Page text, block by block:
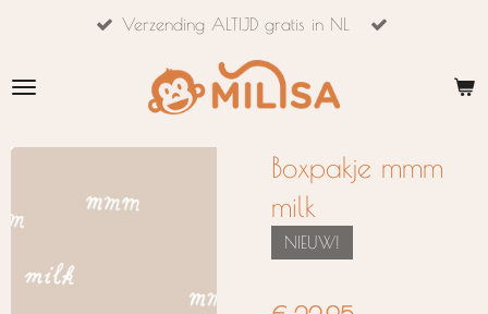
naar
hoofdinhoud
Verzending ALTIJD gratis in NL
Boxpakje mmm
milk
NIEUW!